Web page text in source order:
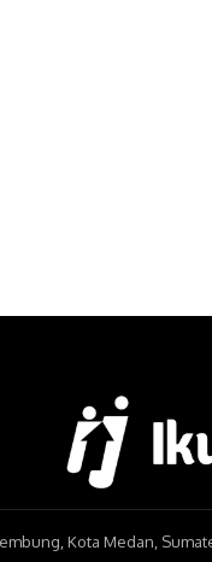
Kota Medan,